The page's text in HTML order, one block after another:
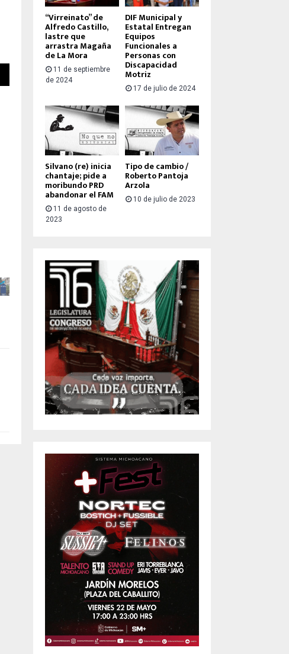
“Virreinato” de
Alfredo Castillo,
lastre que
arrastra Magaña
de La Mora
11 de septiembre
de 2024
DIF Municipal y
Estatal Entregan
Equipos
Funcionales a
Personas con
Discapacidad
Motriz
17 de julio de 2024
Silvano (re) inicia
chantaje; pide a
moribundo PRD
abandonar el FAM
11 de agosto de
2023
Tipo de cambio /
Roberto Pantoja
Arzola
10 de julio de 2023